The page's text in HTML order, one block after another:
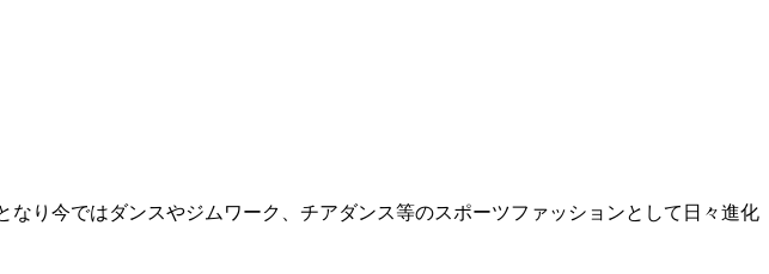
り今ではダンスやジムワーク、チアダンス等のスポーツファッションとして日々進化